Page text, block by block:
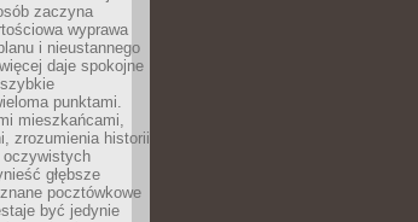
zaczyna
wyprawa
i nieustannego
daje spokojne
punktami.
mieszkańcami,
zrozumienia historii
oczywistych
głębsze
pocztówkowe
być jedynie